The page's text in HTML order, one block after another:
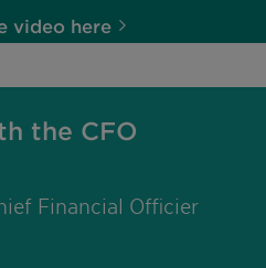
video here
the CFO
Financial Officier